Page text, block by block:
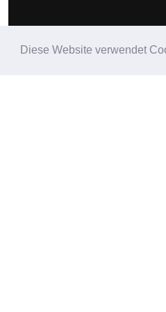
Diese Website verwendet